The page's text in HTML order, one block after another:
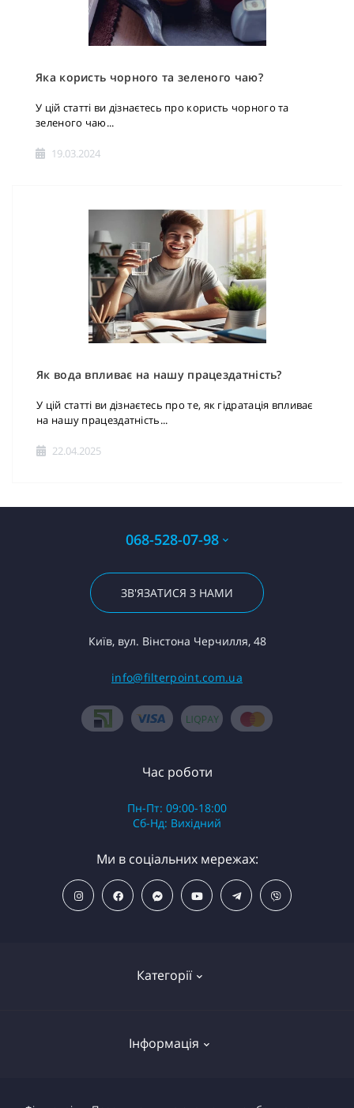
Яка користь чорного та зеленого чаю?
У цій статті ви дізнаєтесь про користь чорного та
зеленого чаю...
19.03.2024
Як вода впливає на нашу працездатність?
У цій статті ви дізнаєтесь про те, як гідратація впливає
на нашу працездатність...
22.04.2025
068-528-07-98
ЗВ'ЯЗАТИСЯ З НАМИ
Київ, вул. Вінстона Черчилля, 48
info@filterpoint.com.ua
Категорії
ПОПУЛЯРНІ ТОВАРИ
Інформація
Час роботи
Пн-Пт: 09:00-18:00
Сб-Нд: Вихідний
Ми в соціальних мережах: